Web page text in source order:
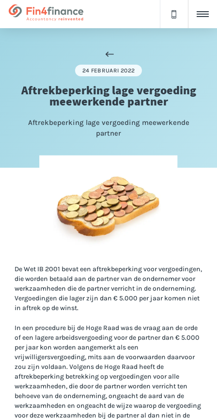
24 FEBRUARI 2022
Aftrekbeperking lage vergoeding
meewerkende partner
Aftrekbeperking lage vergoeding meewerkende
partner
De Wet IB 2001 bevat een aftrekbeperking voor vergoedingen,
die worden betaald aan de partner van de ondernemer voor
werkzaamheden die de partner verricht in de onderneming.
Vergoedingen die lager zijn dan € 5.000 per jaar komen niet
in aftrek op de winst.
In een procedure bij de Hoge Raad was de vraag aan de orde
of een lagere arbeidsvergoeding voor de partner dan € 5.000
per jaar kon worden aangemerkt als een
vrijwilligersvergoeding, mits aan de voorwaarden daarvoor
zou zijn voldaan. Volgens de Hoge Raad heeft de
aftrekbeperking betrekking op vergoedingen voor alle
werkzaamheden, die door de partner worden verricht ten
behoeve van de onderneming, ongeacht de aard van de
werkzaamheden en ongeacht de wijze waarop de vergoeding
voor deze werkzaamheden bij de partner al dan niet in de